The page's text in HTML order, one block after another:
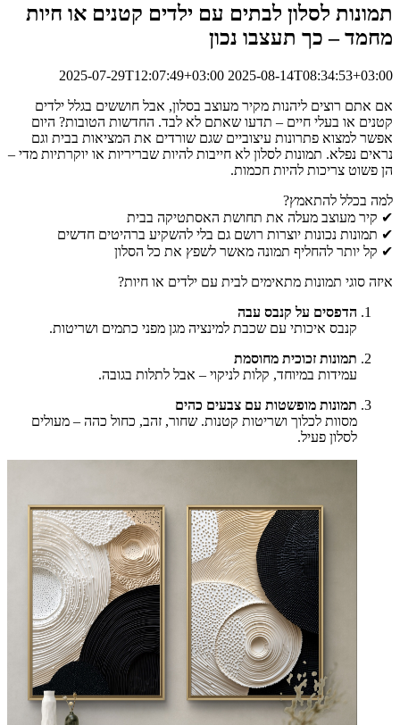
תמונות לסלון לבתים עם ילדים קטנים או חיות
מחמד – כך תעצבו נכון
2025-07-29T12:07:49+03:00 2025-08-14T08:34:53+03:00
אם אתם רוצים ליהנות מקיר מעוצב בסלון, אבל חוששים בגלל ילדים
קטנים או בעלי חיים – תדעו שאתם לא לבד. החדשות הטובות? היום
אפשר למצוא פתרונות עיצוביים שגם שורדים את המציאות בבית וגם
נראים נפלא. תמונות לסלון לא חייבות להיות שבריריות או יוקרתיות מדי –
הן פשוט צריכות להיות חכמות.
למה בכלל להתאמץ?
✔ קיר מעוצב מעלה את תחושת האסתטיקה בבית
✔ תמונות נכונות יוצרות רושם גם בלי להשקיע ברהיטים חדשים
✔ קל יותר להחליף תמונה מאשר לשפץ את כל הסלון
איזה סוגי תמונות מתאימים לבית עם ילדים או חיות?
הדפסים על קנבס עבה
קנבס איכותי עם שכבת למינציה מגן מפני כתמים ושריטות.
תמונות זכוכית מחוסמת
עמידות במיוחד, קלות לניקוי – אבל לתלות בגובה.
תמונות מופשטות עם צבעים כהים
מסוות לכלוך ושריטות קטנות. שחור, זהב, כחול כהה – מעולים
לסלון פעיל.